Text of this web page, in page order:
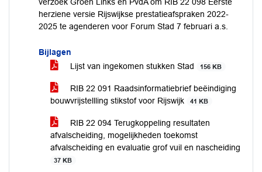
herziene versie Rijswijkse prestatieafspraken 2022-
2025 te agenderen voor Forum Stad 7 februari a.s.
Bijlagen
Lijst van ingekomen stukken Stad
156 KB
RIB 22 091 Raadsinformatiebrief beëindiging
bouwvrijstellling stikstof voor Rijswijk
41 KB
RIB 22 094 Terugkoppeling resultaten
afvalscheiding, mogelijkheden toekomst
afvalscheiding en evaluatie grof vuil en nascheiding
37 KB